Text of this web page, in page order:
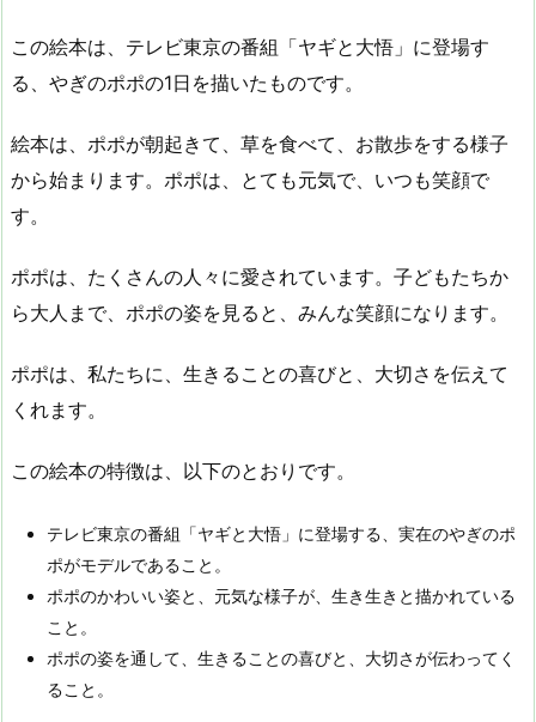
この絵本は、テレビ東京の番組「ヤギと大悟」に登場す
る、やぎのポポの1日を描いたものです。
絵本は、ポポが朝起きて、草を食べて、お散歩をする様子
から始まります。ポポは、とても元気で、いつも笑顔で
す。
ポポは、たくさんの人々に愛されています。子どもたちか
ら大人まで、ポポの姿を見ると、みんな笑顔になります。
ポポは、私たちに、生きることの喜びと、大切さを伝えて
くれます。
この絵本の特徴は、以下のとおりです。
テレビ東京の番組「ヤギと大悟」に登場する、実在のやぎのポ
ポがモデルであること。
ポポのかわいい姿と、元気な様子が、生き生きと描かれている
こと。
ポポの姿を通して、生きることの喜びと、大切さが伝わってく
ること。